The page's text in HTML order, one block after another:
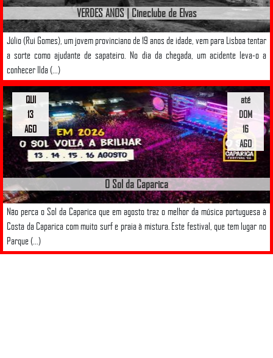
VERDES ANOS | Cineclube de Elvas
Júlio (Rui Gomes), um jovem provinciano de 19 anos de idade, vem para Lisboa tentar
a sorte como ajudante de sapateiro. No dia da chegada, um acidente leva-o a
conhecer Ilda (...)
O Sol da Caparica
Não perca o Sol da Caparica que em agosto traz o melhor da música portuguesa à
Costa da Caparica com muito surf e praia à mistura. Este festival, que tem lugar no
Parque (...)
até
DOM
16
AGO
QUI
13
AGO